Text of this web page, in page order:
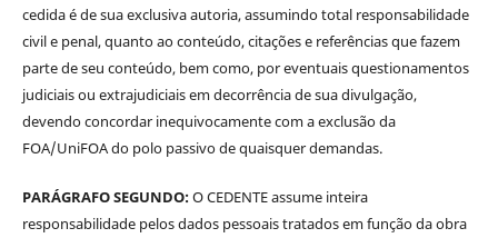
cedida é de sua exclusiva autoria, assumindo total responsabilidade
civil e penal, quanto ao conteúdo, citações e referências que fazem
parte de seu conteúdo, bem como, por eventuais questionamentos
judiciais ou extrajudiciais em decorrência de sua divulgação,
devendo concordar inequivocamente com a exclusão da
FOA/UniFOA do polo passivo de quaisquer demandas.
PARÁGRAFO SEGUNDO:O CEDENTE assume inteira
responsabilidade pelos dados pessoais tratados em função da obra